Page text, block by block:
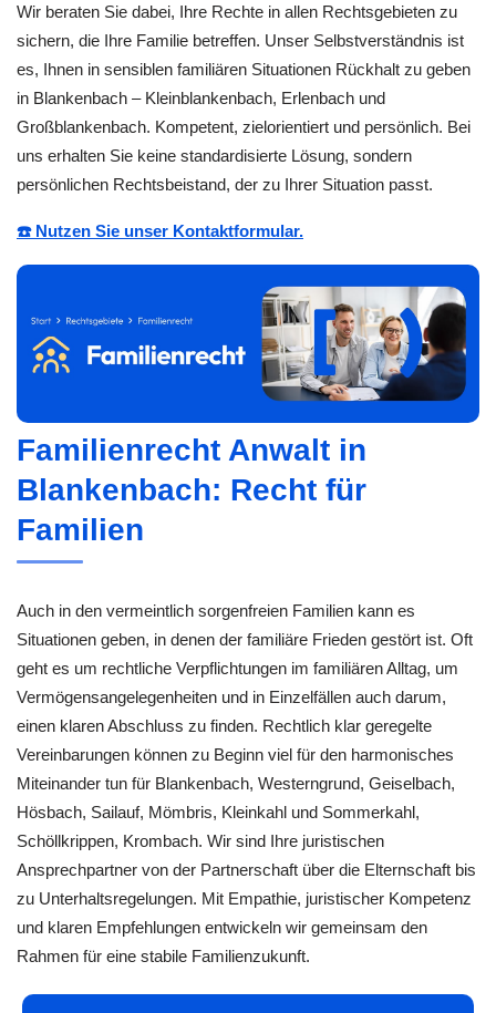
Wir beraten Sie dabei, Ihre Rechte in allen Rechtsgebieten zu
sichern, die Ihre Familie betreffen. Unser Selbstverständnis ist
es, Ihnen in sensiblen familiären Situationen Rückhalt zu geben
in Blankenbach – Kleinblankenbach, Erlenbach und
Großblankenbach. Kompetent, zielorientiert und persönlich. Bei
uns erhalten Sie keine standardisierte Lösung, sondern
persönlichen Rechtsbeistand, der zu Ihrer Situation passt.
☎️ Nutzen Sie unser Kontaktformular.
Familienrecht Anwalt in
Blankenbach: Recht für
Familien
Auch in den vermeintlich sorgenfreien Familien kann es
Situationen geben, in denen der familiäre Frieden gestört ist. Oft
geht es um rechtliche Verpflichtungen im familiären Alltag, um
Vermögensangelegenheiten und in Einzelfällen auch darum,
einen klaren Abschluss zu finden. Rechtlich klar geregelte
Vereinbarungen können zu Beginn viel für den harmonisches
Miteinander tun für Blankenbach, Westerngrund, Geiselbach,
Hösbach, Sailauf, Mömbris, Kleinkahl und Sommerkahl,
Schöllkrippen, Krombach. Wir sind Ihre juristischen
Ansprechpartner von der Partnerschaft über die Elternschaft bis
zu Unterhaltsregelungen. Mit Empathie, juristischer Kompetenz
und klaren Empfehlungen entwickeln wir gemeinsam den
Rahmen für eine stabile Familienzukunft.